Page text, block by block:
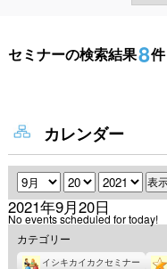
セミナーの検索結果8件
カレンダー
月 日 年
2021年9月20日
No events scheduled for today!
カテゴリー
イシキカイカクセミナー